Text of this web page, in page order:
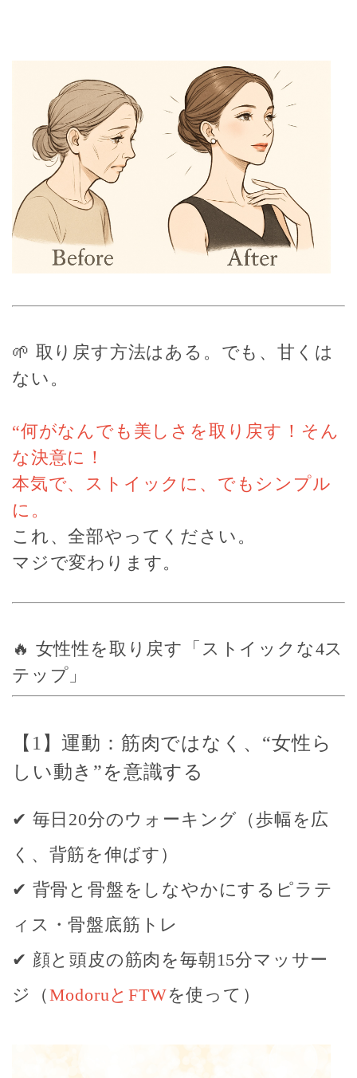
🌱 取り戻す方法はある。でも、甘くは
ない。
“何がなんでも美しさを取り戻す！そん
な決意に！
本気で、ストイックに、でもシンプル
に。
これ、全部やってください。
マジで変わります。
🔥 女性性を取り戻す「ストイックな4ス
テップ」
【1】運動：筋肉ではなく、“女性ら
しい動き”を意識する
✔ 毎日20分のウォーキング（歩幅を広
く、背筋を伸ばす）
✔ 背骨と骨盤をしなやかにするピラテ
ィス・骨盤底筋トレ
✔ 顔と頭皮の筋肉を毎朝15分マッサー
ジ（ModoruとFTWを使って）